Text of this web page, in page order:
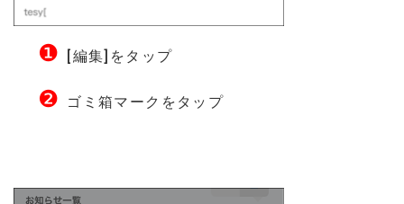
❶ [編集]をタップ
❷ ゴミ箱マークをタップ